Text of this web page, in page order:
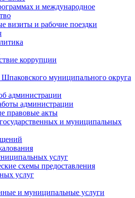
и международное
визиты и рабочие поездки
коррупции
муниципального округа
администрации
администрации
правовые акты
и муниципальных
услуг
схемы предоставления
услуг
и муниципальные услуги